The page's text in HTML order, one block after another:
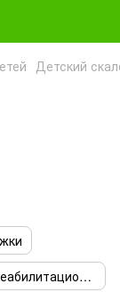
Детский
Световое оборудование сенсорных реабилитационных комнат